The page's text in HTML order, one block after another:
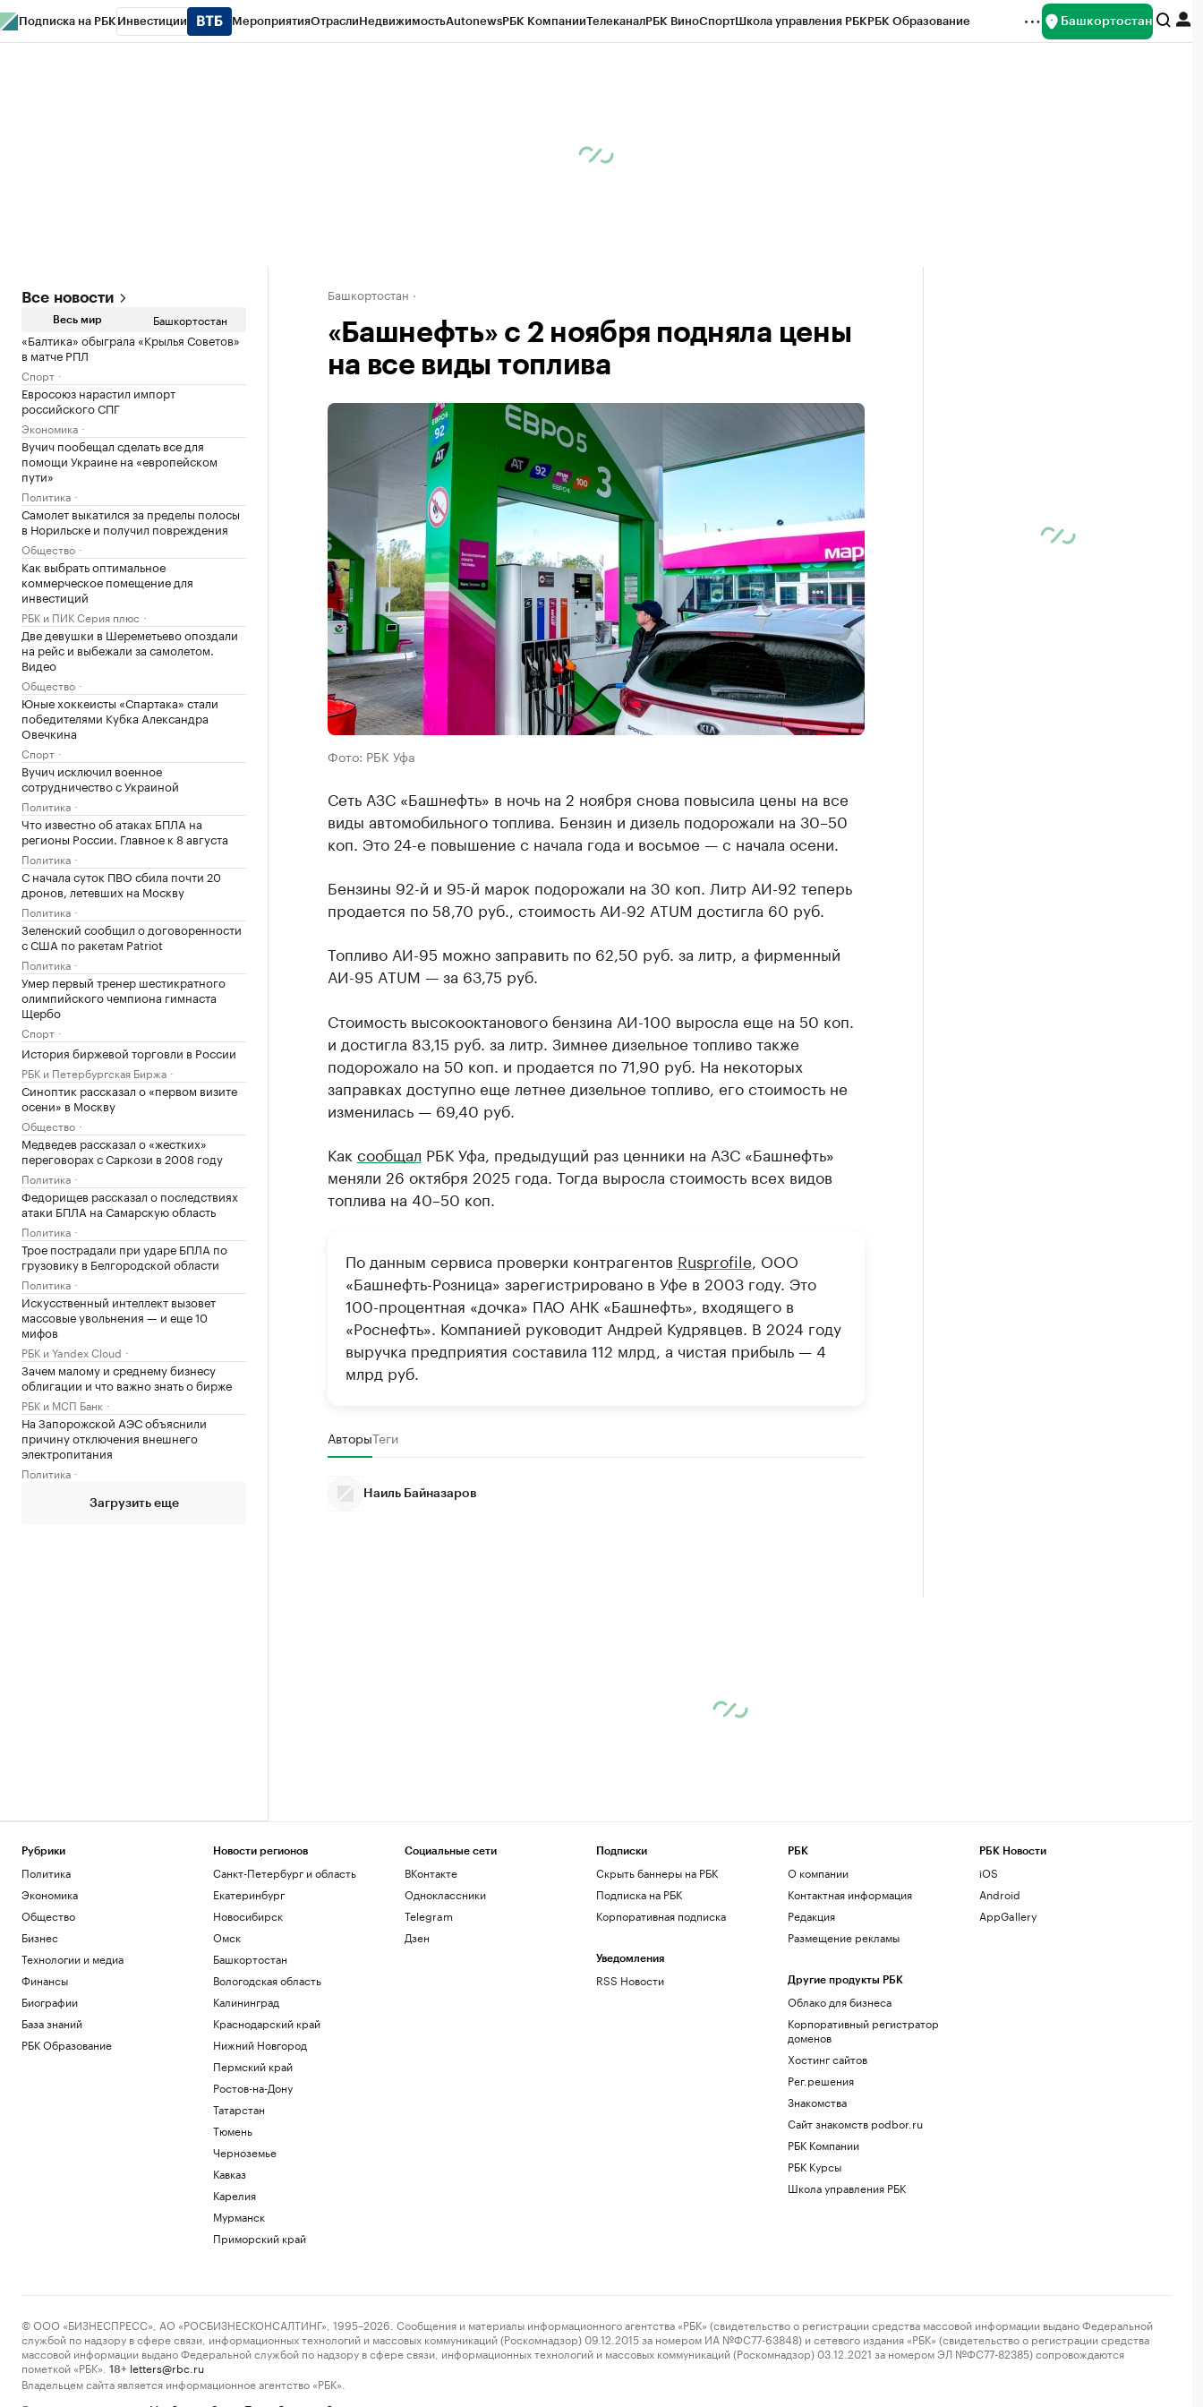
Подписка на РБК Инвестиции МероприятияОтраслиНедвижимостьAutonewsРБК КомпанииТелеканалРБК ВиноСпортШкола управления РБКРБК Образование Башкортостан
Все новости
Весь мир Башкортостан
«Балтика» обыграла «Крылья Советов»
в матче РПЛ
Спорт
Евросоюз нарастил импорт
российского СПГ
Экономика
Вучич пообещал сделать все для
помощи Украине на «европейском
пути»
Политика
Самолет выкатился за пределы полосы
в Норильске и получил повреждения
Общество
Как выбрать оптимальное
коммерческое помещение для
инвестиций
РБК и ПИК Серия плюс
Две девушки в Шереметьево опоздали
на рейс и выбежали за самолетом.
Видео
Общество
Юные хоккеисты «Спартака» стали
победителями Кубка Александра
Овечкина
Спорт
Вучич исключил военное
сотрудничество с Украиной
Политика
Что известно об атаках БПЛА на
регионы России. Главное к 8 августа
Политика
С начала суток ПВО сбила почти 20
дронов, летевших на Москву
Политика
Зеленский сообщил о договоренности
с США по ракетам Patriot
Политика
Умер первый тренер шестикратного
олимпийского чемпиона гимнаста
Щербо
Спорт
История биржевой торговли в России
РБК и Петербургская Биржа
Синоптик рассказал о «первом визите
осени» в Москву
Общество
Медведев рассказал о «жестких»
переговорах с Саркози в 2008 году
Политика
Федорищев рассказал о последствиях
атаки БПЛА на Самарскую область
Политика
Трое пострадали при ударе БПЛА по
грузовику в Белгородской области
Политика
Искусственный интеллект вызовет
массовые увольнения — и еще 10
мифов
РБК и Yandex Cloud
Зачем малому и среднему бизнесу
облигации и что важно знать о бирже
РБК и МСП Банк
На Запорожской АЭС объяснили
причину отключения внешнего
электропитания
Политика
Загрузить еще
Башкортостан
«Башнефть» с 2 ноября подняла цены
на все виды топлива
Фото: РБК Уфа
Сеть АЗС «Башнефть» в ночь на 2 ноября снова повысила цены на все
виды автомобильного топлива. Бензин и дизель подорожали на 30–50
коп. Это 24-е повышение с начала года и восьмое — с начала осени.
Бензины 92-й и 95-й марок подорожали на 30 коп. Литр АИ-92 теперь
продается по 58,70 руб., стоимость АИ-92 ATUM достигла 60 руб.
Топливо АИ-95 можно заправить по 62,50 руб. за литр, а фирменный
АИ-95 ATUM — за 63,75 руб.
Стоимость высокооктанового бензина АИ-100 выросла еще на 50 коп.
и достигла 83,15 руб. за литр. Зимнее дизельное топливо также
подорожало на 50 коп. и продается по 71,90 руб. На некоторых
заправках доступно еще летнее дизельное топливо, его стоимость не
изменилась — 69,40 руб.
Как сообщал РБК Уфа, предыдущий раз ценники на АЗС «Башнефть»
меняли 26 октября 2025 года. Тогда выросла стоимость всех видов
топлива на 40–50 коп.
По данным сервиса проверки контрагентов Rusprofile , ООО
«Башнефть-Розница» зарегистрировано в Уфе в 2003 году. Это
100-процентная «дочка» ПАО АНК «Башнефть», входящего в
«Роснефть». Компанией руководит Андрей Кудрявцев. В 2024 году
выручка предприятия составила 112 млрд, а чистая прибыль — 4
млрд руб.
АвторыТеги
Наиль Байназаров
Рубрики
Политика
Экономика
Общество
Бизнес
Технологии и медиа
Финансы
Биографии
База знаний
РБК Образование
Новости регионов
Санкт-Петербург и область
Екатеринбург
Новосибирск
Омск
Башкортостан
Вологодская область
Калининград
Краснодарский край
Нижний Новгород
Пермский край
Ростов-на-Дону
Татарстан
Тюмень
Черноземье
Кавказ
Карелия
Мурманск
Приморский край
Социальные сети
ВКонтакте
Одноклассники
Telegram
Дзен
Подписки
Скрыть баннеры на РБК
Подписка на РБК
Корпоративная подписка
Уведомления
RSS Новости
РБК
О компании
Контактная информация
Редакция
Размещение рекламы
Другие продукты РБК
Облако для бизнеса
Корпоративный регистратор
доменов
Хостинг сайтов
Рег.решения
Знакомства
Сайт знакомств podbor.ru
РБК Компании
РБК Курсы
Школа управления РБК
РБК Новости
iOS
Android
AppGallery
© ООО «БИЗНЕСПРЕСС», АО «РОСБИЗНЕСКОНСАЛТИНГ», 1995–2026. Сообщения и материалы информационного агентства «РБК» (свидетельство о регистрации средства массовой информации выдано Федеральной
службой по надзору в сфере связи, информационных технологий и массовых коммуникаций (Роскомнадзор) 09.12.2015 за номером ИА №ФС77-63848) и сетевого издания «РБК» (свидетельство о регистрации средства
массовой информации выдано Федеральной службой по надзору в сфере связи, информационных технологий и массовых коммуникаций (Роскомнадзор) 03.12.2021 за номером ЭЛ №ФС77-82385) сопровождаются
пометкой «РБК».
18+ letters@rbc.ru
Владельцем сайта является информационное агентство «РБК».